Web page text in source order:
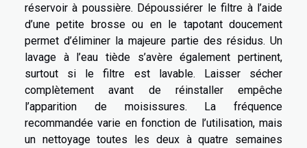
réservoir à poussière. Dépoussiérer le filtre à l’aide
d’une petite brosse ou en le tapotant doucement
permet d’éliminer la majeure partie des résidus. Un
lavage à l’eau tiède s’avère également pertinent,
surtout si le filtre est lavable. Laisser sécher
complètement avant de réinstaller empêche
l’apparition de moisissures. La fréquence
recommandée varie en fonction de l’utilisation, mais
un nettoyage toutes les deux à quatre semaines